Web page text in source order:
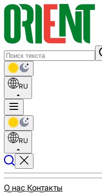
RU
RU
О нас Контакты